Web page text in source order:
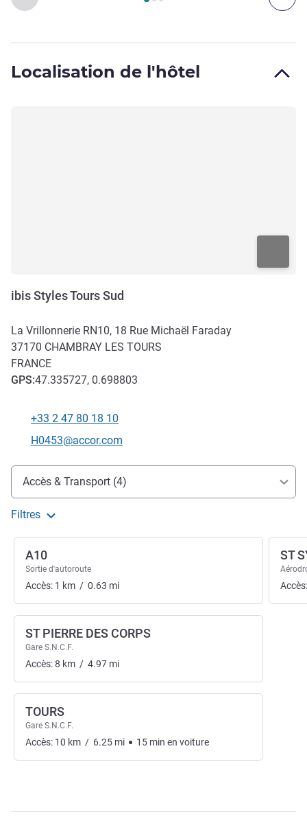
Localisation de l'hôtel
ibis Styles Tours Sud
La Vrillonnerie RN10, 18 Rue Michaël Faraday
37170 CHAMBRAY LES TOURS
FRANCE
GPS:47.335727, 0.698803
Téléphone
+33 2 47 80 18 10
Email de contact
H0453@accor.com
Accès et transports
Accès & Transport (4)
Filtres
A10
Sortie d'autoroute
Accès: 1 km / 0.63 mi
ST PIERRE DES CORPS
Gare S.N.C.F.
Accès:8 km / 4.97 mi
TOURS
Gare S.N.C.F.
Accès: 10 km / 6.25 mi 15 min en voiture
ST